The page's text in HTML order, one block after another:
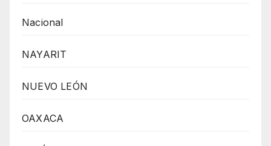
Nacional
NAYARIT
NUEVO LEÓN
OAXACA